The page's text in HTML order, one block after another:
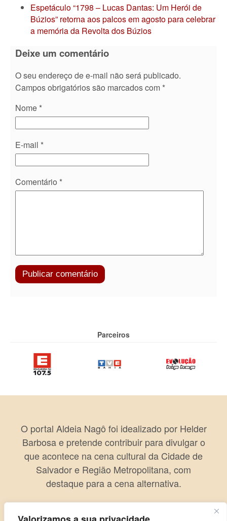
Espetáculo “1798 – Lucas Dantas: Um Herói de
Búzios” retorna aos palcos em agosto para celebrar
a memória da Revolta dos Búzios
Deixe um comentário
O seu endereço de e-mail não será publicado.
Campos obrigatórios são marcados com *
Nome *
E-mail *
Comentário *
Parceiros
O portal Aldeia Nagô foi idealizado por Helder
Barbosa e pretende contribuir para divulgar o
que acontece na cena cultural da Cidade de
Salvador e Região Metropolitana, com
destaque para a cena alternativa.